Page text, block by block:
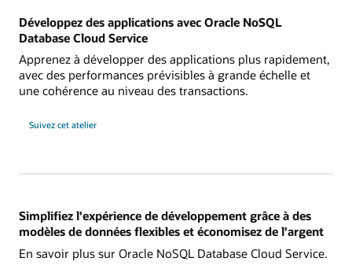
Développez des applications avec Oracle NoSQL
Database Cloud Service
Apprenez à développer des applications plus rapidement,
avec des performances prévisibles à grande échelle et
une cohérence au niveau des transactions.
Suivez cet atelier
Simplifiez l'expérience de développement grâce à des
modèles de données flexibles et économisez de l'argent
En savoir plus sur Oracle NoSQL Database Cloud Service.